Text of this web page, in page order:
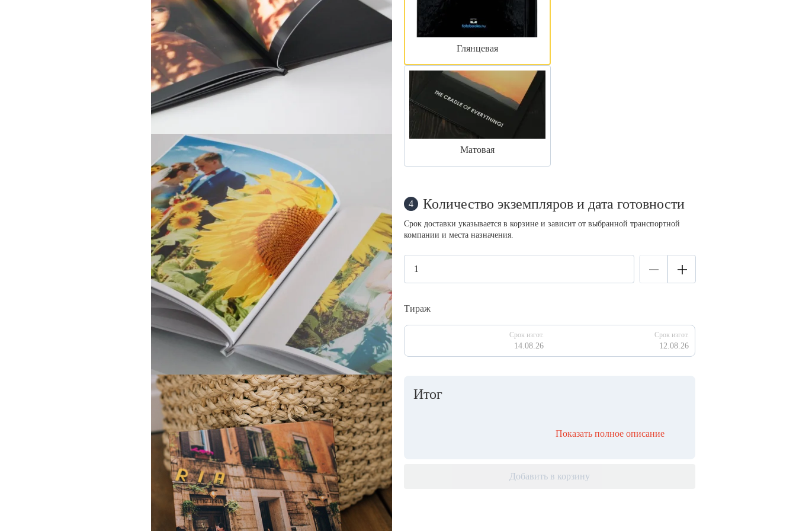
Глянцевая
Матовая
4 Количество экземпляров и дата готовности
Срок доставки указывается в корзине и зависит от выбранной транспортной
компании и места назначения.
Тираж
Срок изгот.
14.08.26
Срок изгот.
12.08.26
Итог
Показать полное описание
Добавить в корзину